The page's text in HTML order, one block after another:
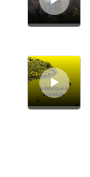
Lecteur audio